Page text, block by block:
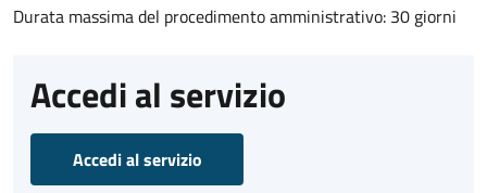
Durata massima del procedimento amministrativo: 30 giorni
Accedi al servizio
Accedi al servizio